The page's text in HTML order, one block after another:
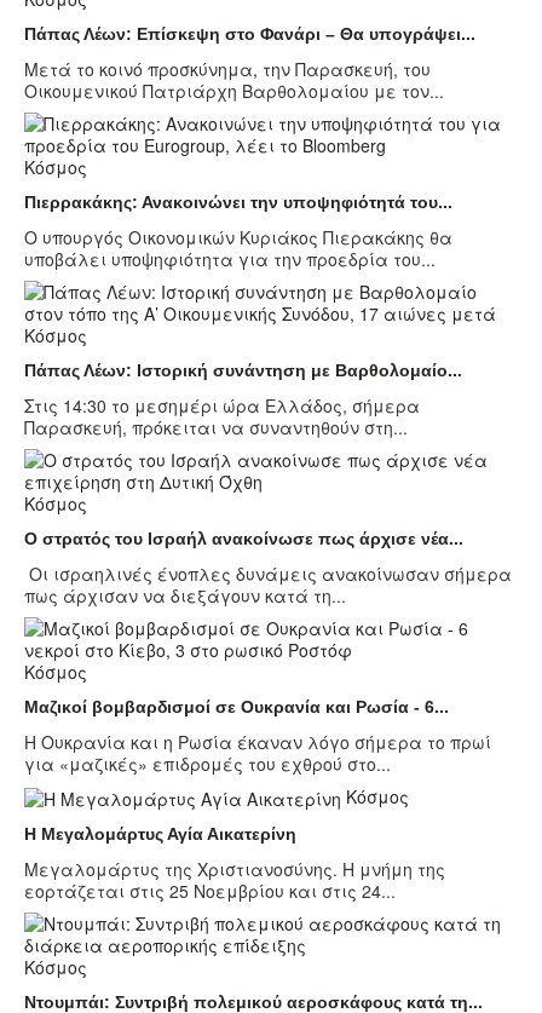
Πάπας Λέων: Επίσκεψη στο Φανάρι – Θα υπογράψει...
Μετά το κοινό προσκύνημα, την Παρασκευή, του
Οικουμενικού Πατριάρχη Βαρθολομαίου με τον...
Κόσμος
Πιερρακάκης: Ανακοινώνει την υποψηφιότητά του...
Ο υπουργός Οικονομικών Κυριάκος Πιερακάκης θα
υποβάλει υποψηφιότητα για την προεδρία του...
Κόσμος
Πάπας Λέων: Ιστορική συνάντηση με Βαρθολομαίο...
Στις 14:30 το μεσημέρι ώρα Ελλάδος, σήμερα
Παρασκευή, πρόκειται να συναντηθούν στη...
Κόσμος
Ο στρατός του Ισραήλ ανακοίνωσε πως άρχισε νέα...
Οι ισραηλινές ένοπλες δυνάμεις ανακοίνωσαν σήμερα
πως άρχισαν να διεξάγουν κατά τη...
Κόσμος
Μαζικοί βομβαρδισμοί σε Ουκρανία και Ρωσία - 6...
Η Ουκρανία και η Ρωσία έκαναν λόγο σήμερα το πρωί
για «μαζικές» επιδρομές του εχθρού στο...
Κόσμος
Η Μεγαλομάρτυς Αγία Αικατερίνη
Μεγαλομάρτυς της Χριστιανοσύνης. Η μνήμη της
εορτάζεται στις 25 Νοεμβρίου και στις 24...
Κόσμος
Ντουμπάι: Συντριβή πολεμικού αεροσκάφους κατά τη...